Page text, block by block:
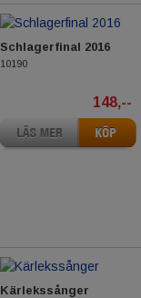
Schlagerfinal 2016
10190
148,--
Kärlekssånger